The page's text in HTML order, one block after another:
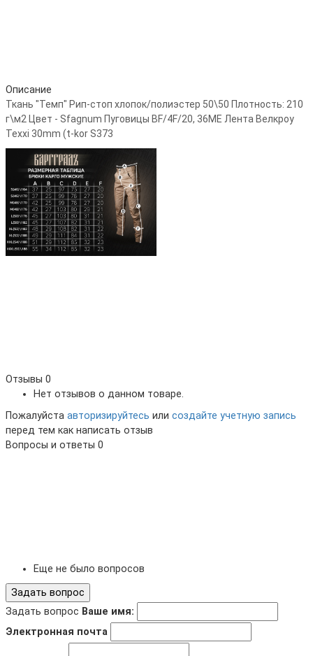
Описание
Ткань "Темп" Рип-стоп хлопок/полиэстер 50\50 Плотность: 210
г\м2 Цвет - Sfagnum Пуговицы BF/4F/20, 36ME Лента Велкроу
Texxi 30mm (t-kor S373
Отзывы 0
Нет отзывов о данном товаре.
Пожалуйста авторизируйтесь или создайте учетную запись
перед тем как написать отзыв
Вопросы и ответы 0
Еще не было вопросов
Задать вопрос
Задать вопрос Ваше имя:
Электронная почта